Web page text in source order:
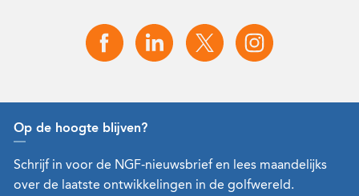
Op de hoogte blijven?
Schrijf in voor de NGF-nieuwsbrief en lees maandelijks
over de laatste ontwikkelingen in de golfwereld.